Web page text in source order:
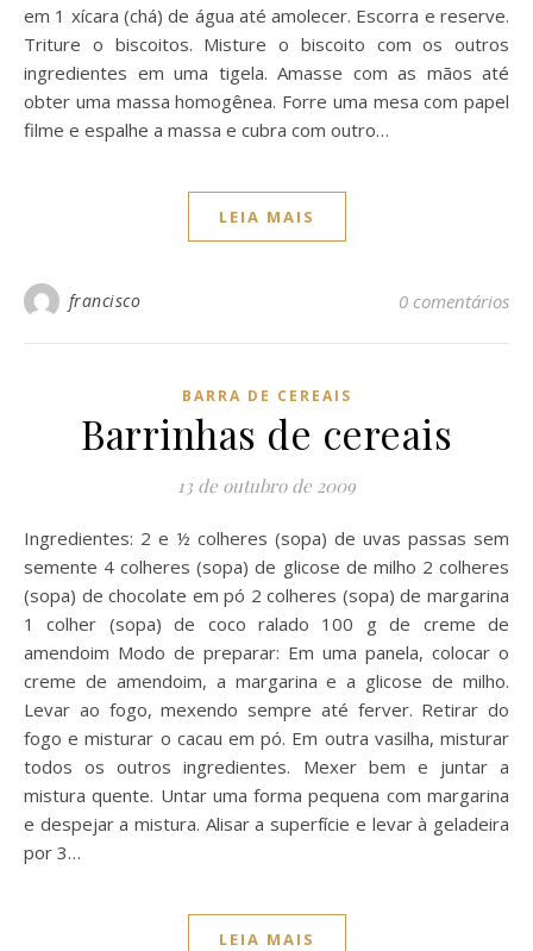
em 1 xícara (chá) de água até amolecer. Escorra e reserve.
Triture o biscoitos. Misture o biscoito com os outros
ingredientes em uma tigela. Amasse com as mãos até
obter uma massa homogênea. Forre uma mesa com papel
filme e espalhe a massa e cubra com outro…
LEIA MAIS
francisco 0 comentários
BARRA DE CEREAIS
Barrinhas de cereais
13 de outubro de 2009
Ingredientes: 2 e ½ colheres (sopa) de uvas passas sem
semente 4 colheres (sopa) de glicose de milho 2 colheres
(sopa) de chocolate em pó 2 colheres (sopa) de margarina
1 colher (sopa) de coco ralado 100 g de creme de
amendoim Modo de preparar: Em uma panela, colocar o
creme de amendoim, a margarina e a glicose de milho.
Levar ao fogo, mexendo sempre até ferver. Retirar do
fogo e misturar o cacau em pó. Em outra vasilha, misturar
todos os outros ingredientes. Mexer bem e juntar a
mistura quente. Untar uma forma pequena com margarina
e despejar a mistura. Alisar a superfície e levar à geladeira
por 3…
LEIA MAIS